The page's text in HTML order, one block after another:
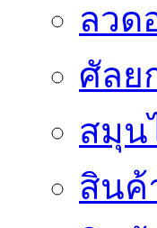
ลวด
ศัลย
สมุน
สินค้